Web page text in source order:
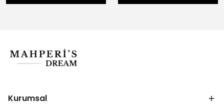
Kurumsal